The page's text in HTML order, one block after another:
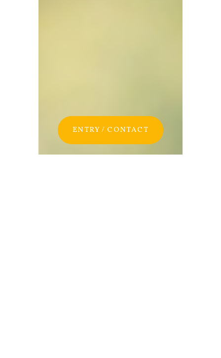
ENTRY / CONTACT